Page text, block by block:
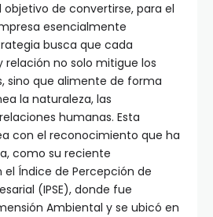
de convertirse, para el
esencialmente
busca que cada
relación no solo mitigue los
sino que alimente de forma
la naturaleza, las
humanas. Esta
con el reconocimiento que ha
como su reciente
Índice de Percepción de
(IPSE), donde fue
Ambiental y se ubicó en